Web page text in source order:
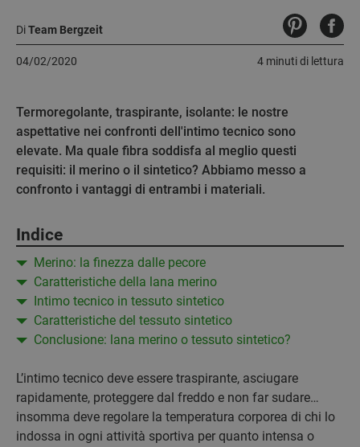
DiTeam Bergzeit
4 minuti di lettura
04/02/2020
Termoregolante, traspirante, isolante: le nostre
aspettative nei confronti dell'intimo tecnico sono
elevate. Ma quale fibra soddisfa al meglio questi
requisiti: il merino o il sintetico? Abbiamo messo a
confronto i vantaggi di entrambi i materiali.
Indice
Merino: la finezza dalle pecore
Caratteristiche della lana merino
Intimo tecnico in tessuto sintetico
Caratteristiche del tessuto sintetico
Conclusione: lana merino o tessuto sintetico?
L’intimo tecnico deve essere traspirante, asciugare
rapidamente, proteggere dal freddo e non far sudare…
insomma deve regolare la temperatura corporea di chi lo
indossa in ogni attività sportiva per quanto intensa o